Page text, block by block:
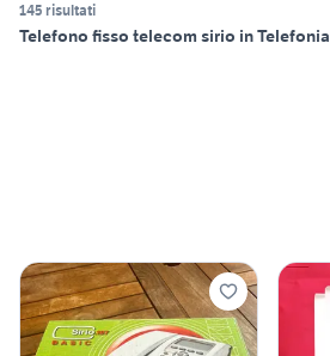
145 risultati
Telefono fisso telecom sirio in Telefonia